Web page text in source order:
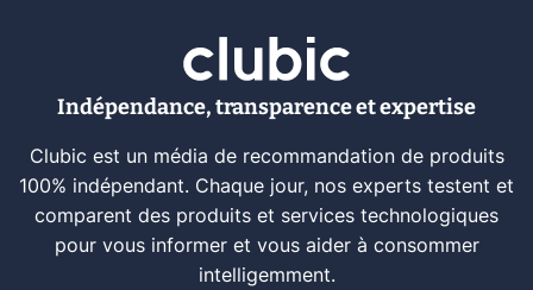
Indépendance, transparence et expertise
Clubic est un média de recommandation de produits
100% indépendant. Chaque jour, nos experts testent et
comparent des produits et services technologiques
pour vous informer et vous aider à consommer
intelligemment.